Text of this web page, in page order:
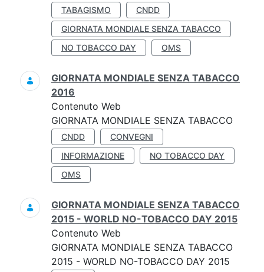
TABAGISMO
CNDD
GIORNATA MONDIALE SENZA TABACCO
NO TOBACCO DAY
OMS
GIORNATA MONDIALE SENZA TABACCO
2016
Contenuto Web
GIORNATA MONDIALE SENZA TABACCO
CNDD
CONVEGNI
INFORMAZIONE
NO TOBACCO DAY
OMS
GIORNATA MONDIALE SENZA TABACCO
2015 - WORLD NO-TOBACCO DAY 2015
Contenuto Web
GIORNATA MONDIALE SENZA TABACCO
2015 - WORLD NO-TOBACCO DAY 2015